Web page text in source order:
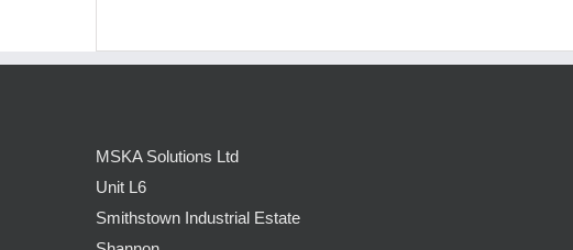
MSKA Solutions Ltd
Unit L6
Smithstown Industrial Estate